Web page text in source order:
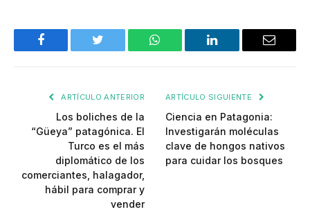
Facebook Twitter WhatsApp LinkedIn Email
ARTÍCULO ANTERIOR
Los boliches de la
“Güeya” patagónica. El
Turco es el más
diplomático de los
comerciantes, halagador,
hábil para comprar y
vender
ARTÍCULO SIGUIENTE
Ciencia en Patagonia:
Investigarán moléculas
clave de hongos nativos
para cuidar los bosques